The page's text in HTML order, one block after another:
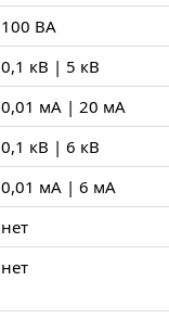
100 ВА
0,1 кВ | 5 кВ
0,01 мА | 20 мА
0,1 кВ | 6 кВ
0,01 мА | 6 мА
нет
нет